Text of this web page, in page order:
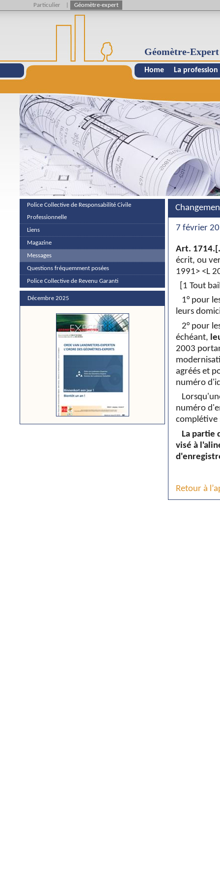
Géomètre-Expert
Home La profession
Police Collective de Responsabilité Civile
Professionnelle
Liens
Magazine
Messages
Questions fréquemment posées
Police Collective de Revenu Garanti
Décembre 2025
7 février
Art.
écrit, ou
1991> <L
[1 Tout
1° pour
leurs
2° pour
échéant,
2003
agréés et
numéro
numéro
complétive
La partie
visé à
Retour à
Particulier Géomètre-expert